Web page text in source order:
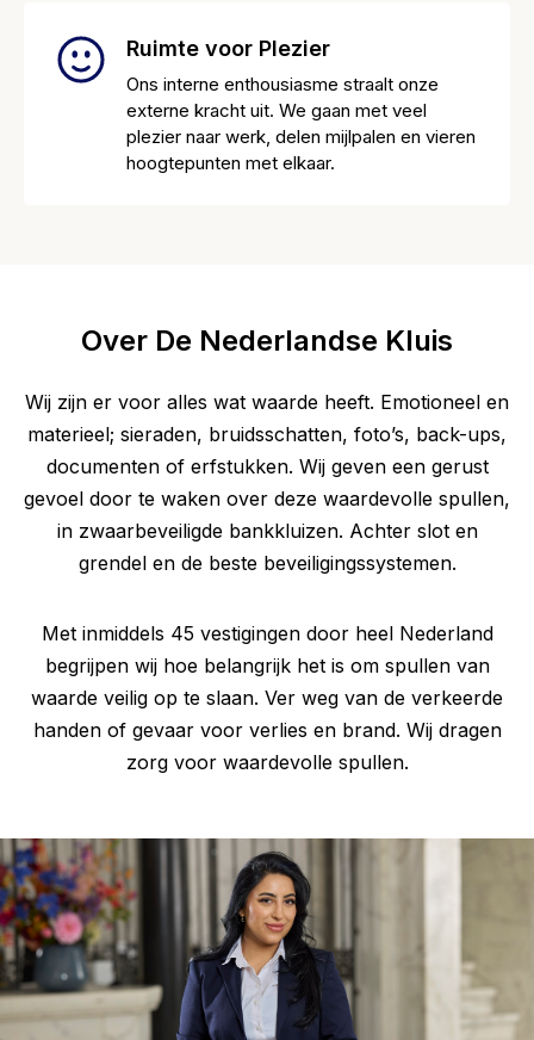
Ruimte voor Plezier
Ons interne enthousiasme straalt onze
externe kracht uit. We gaan met veel
plezier naar werk, delen mijlpalen en vieren
hoogtepunten met elkaar.
Over De Nederlandse Kluis
Wij zijn er voor alles wat waarde heeft. Emotioneel en
materieel; sieraden, bruidsschatten, foto’s, back-ups,
documenten of erfstukken. Wij geven een gerust
gevoel door te waken over deze waardevolle spullen,
in zwaarbeveiligde bankkluizen. Achter slot en
grendel en de beste beveiligingssystemen.
Met inmiddels 45 vestigingen door heel Nederland
begrijpen wij hoe belangrijk het is om spullen van
waarde veilig op te slaan. Ver weg van de verkeerde
handen of gevaar voor verlies en brand. Wij dragen
zorg voor waardevolle spullen.